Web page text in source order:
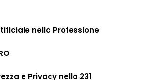
nella Professione
e Privacy nella 231